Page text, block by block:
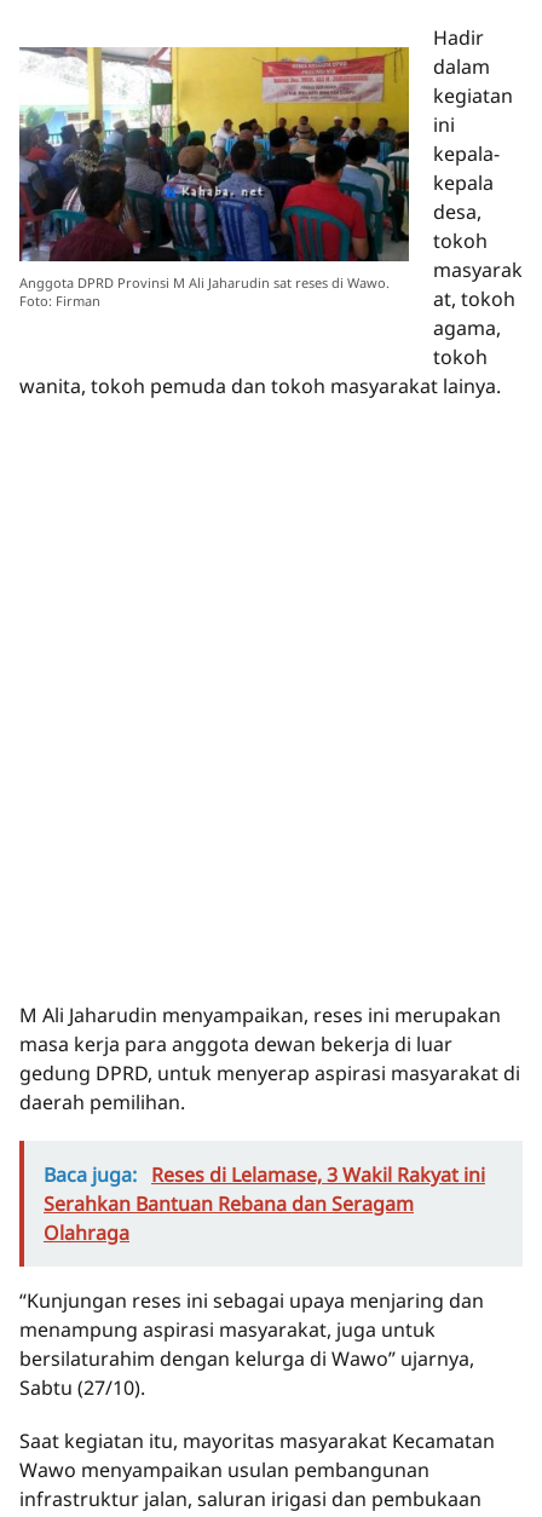
Anggota DPRD Provinsi M Ali Jaharudin sat reses di Wawo.
Foto: Firman
Hadir
dalam
kegiatan
ini
kepala-
kepala
desa,
tokoh
masyarak
at, tokoh
agama,
tokoh
wanita, tokoh pemuda dan tokoh masyarakat lainya.
M Ali Jaharudin menyampaikan, reses ini merupakan
masa kerja para anggota dewan bekerja di luar
gedung DPRD, untuk menyerap aspirasi masyarakat di
daerah pemilihan.
Baca juga: Reses di Lelamase, 3 Wakil Rakyat ini
Serahkan Bantuan Rebana dan Seragam
Olahraga
“Kunjungan reses ini sebagai upaya menjaring dan
menampung aspirasi masyarakat, juga untuk
bersilaturahim dengan kelurga di Wawo” ujarnya,
Sabtu (27/10).
Saat kegiatan itu, mayoritas masyarakat Kecamatan
Wawo menyampaikan usulan pembangunan
infrastruktur jalan, saluran irigasi dan pembukaan